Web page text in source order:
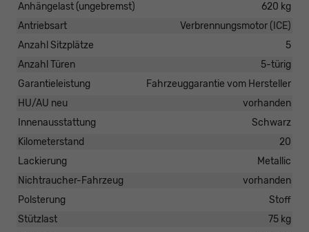
Anhängelast (ungebremst)
620 kg
Antriebsart
Verbrennungsmotor (ICE)
Anzahl Sitzplätze
5
Anzahl Türen
5-türig
Garantieleistung
Fahrzeuggarantie vom Hersteller
HU/AU neu
vorhanden
Innenausstattung
Schwarz
Kilometerstand
20
Lackierung
Metallic
Nichtraucher-Fahrzeug
vorhanden
Polsterung
Stoff
Stützlast
75 kg